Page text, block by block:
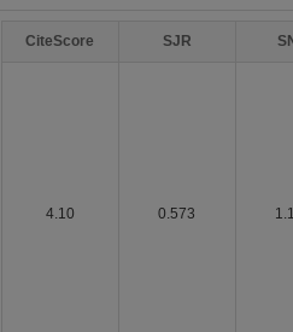
CiteScore SJR
4.10 0.573